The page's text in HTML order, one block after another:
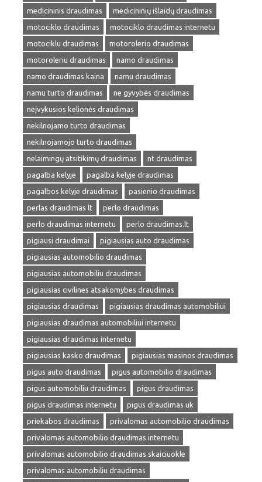
medicininis draudimas
medicininių išlaidų draudimas
motociklo draudimas
motociklo draudimas internetu
motociklu draudimas
motorolerio draudimas
motoroleriu draudimas
namo draudimas
namo draudimas kaina
namu draudimas
namu turto draudimas
ne gyvybės draudimas
neįvykusios kelionės draudimas
nekilnojamo turto draudimas
nekilnojamojo turto draudimas
nelaimingų atsitikimų draudimas
nt draudimas
pagalba kelyje
pagalba kelyje draudimas
pagalbos kelyje draudimas
pasienio draudimas
perlas draudimas lt
perlo draudimas
perlo draudimas internetu
perlo draudimas.lt
pigiausi draudimai
pigiausias auto draudimas
pigiausias automobilio draudimas
pigiausias automobiliu draudimas
pigiausias civilines atsakomybes draudimas
pigiausias draudimas
pigiausias draudimas automobiliui
pigiausias draudimas automobiliui internetu
pigiausias draudimas internetu
pigiausias kasko draudimas
pigiausias masinos draudimas
pigus auto draudimas
pigus automobilio draudimas
pigus automobiliu draudimas
pigus draudimas
pigus draudimas internetu
pigus draudimas uk
priekabos draudimas
privalomas automobilio draudimas
privalomas automobilio draudimas internetu
privalomas automobilio draudimas skaiciuokle
privalomas automobiliu draudimas